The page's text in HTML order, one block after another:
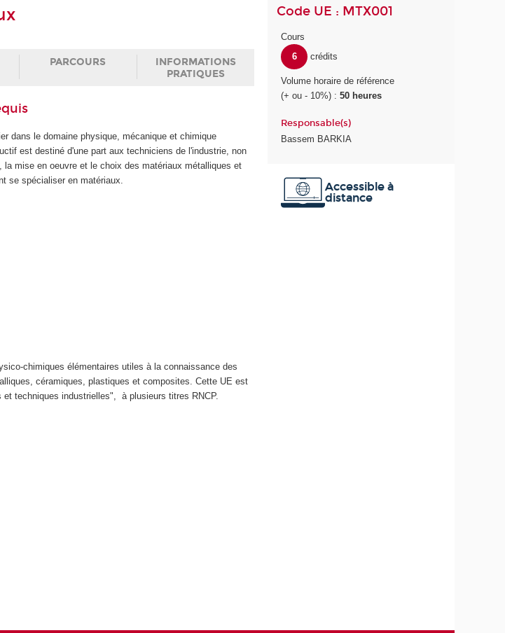
PARCOURS
INFORMATIONS
PRATIQUES
dans le domaine physique, mécanique et chimique
est destiné d'une part aux techniciens de l'industrie, non
mise en oeuvre et le choix des matériaux métalliques et
se spécialiser en matériaux.
chimiques élémentaires utiles à la connaissance des
céramiques, plastiques et composites. Cette UE est
techniques industrielles", à plusieurs titres RNCP.
Code UE : MTX001
Cours
6
crédits
Volume horaire de référence
(+ ou - 10%) :50 heures
Responsable(s)
Bassem BARKIA
Accessible à
distance